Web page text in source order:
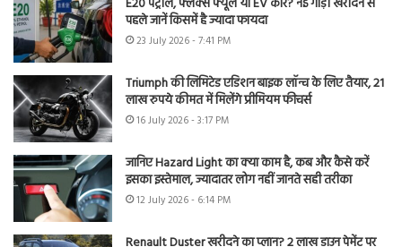
पहले जानें किसमें है ज्यादा फायदा
23 July 2026 - 7:41 PM
Triumph की लिमिटेड एडिशन बाइक लॉन्च के लिए तैयार, 21
लाख रुपये कीमत में मिलेंगे प्रीमियम फीचर्स
16 July 2026 - 3:17 PM
जानिए Hazard Light का क्या काम है, कब और कैसे करें
इसका इस्तेमाल, ज्यादातर लोग नहीं जानते सही तरीका
12 July 2026 - 6:14 PM